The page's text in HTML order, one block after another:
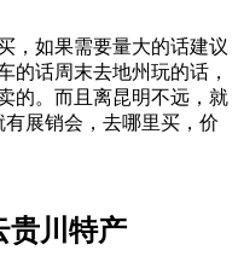
，如果需要量大的话建议
的话周末去地州玩的话，
的。而且离昆明不远，就
展销会，去哪里买，价
贵川特产